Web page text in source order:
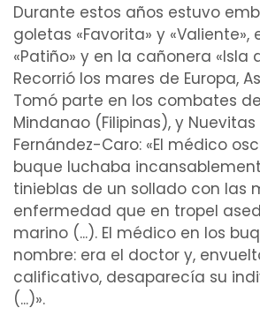
Durante estos años estuvo
goletas «Favorita» y «Valiente»,
«Patiño» y en la cañonera «Isla
Recorrió los mares de Europa,
Tomó parte en los combates
Mindanao (Filipinas), y
Fernández-Caro: «El médico
buque luchaba
tinieblas de un sollado con las
enfermedad que en tropel
marino (...). El médico en los
nombre: era el doctor y,
calificativo, desaparecía su
(...)».